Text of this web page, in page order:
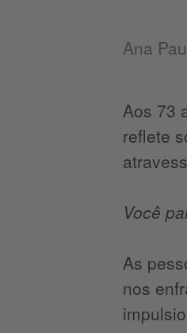
​Ana
Aos 73
reflete
Você
As
nos